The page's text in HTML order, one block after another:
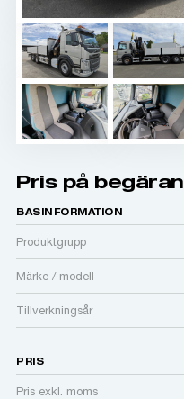
Pris på begäran
BASINFORMATION
Produktgrupp
Märke / modell
Tillverkningsår
PRIS
Pris exkl. moms